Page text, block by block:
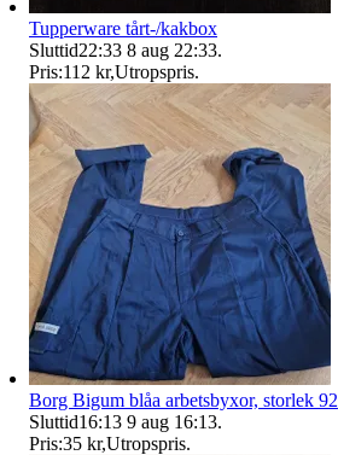
Tupperware tårt-/kakbox
Sluttid22:33 8 aug 22:33.
Pris:112 kr,Utropspris.
Borg Bigum blåa arbetsbyxor, storlek 92
Sluttid16:13 9 aug 16:13.
Pris:35 kr,Utropspris.